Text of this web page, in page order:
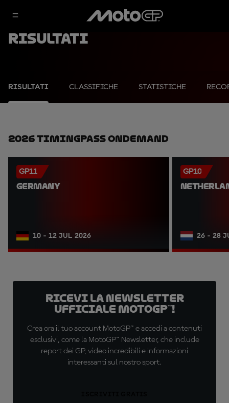
Risultati
RISULTATI CLASSIFICHE STATISTICHE
2026 TimingPass OnDemand
GP11
GERMANY
10 - 12 JUL 2026
GP10
26 - 28
Ricevi la newsletter
ufficiale MotoGP™!
Crea ora il tuo account MotoGP™ e accedi a contenuti
esclusivi, come la MotoGP™ Newsletter, che include
report dei GP, video incredibili e informazioni
interessanti sul nostro sport.